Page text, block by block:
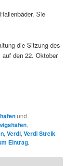
Sie
die Sitzung des
den 22. Oktober
und
,
,Verdi,Verdi Streik
Eintrag.